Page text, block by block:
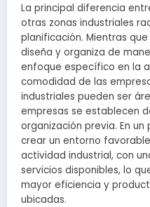
La principal diferencia
otras zonas industriales
planificación. Mientras
diseña y organiza de
enfoque específico en la
comodidad de las
industriales pueden ser
empresas se establecen
organización previa. En
crear un entorno
actividad industrial, con
servicios disponibles, lo
mayor eficiencia y
ubicadas.